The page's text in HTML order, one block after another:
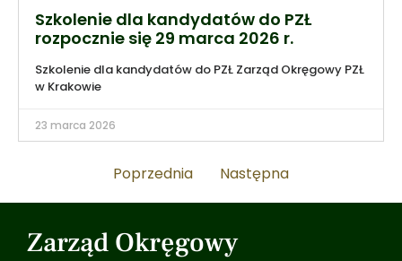
Szkolenie dla kandydatów do PZŁ
rozpocznie się 29 marca 2026 r.
Szkolenie dla kandydatów do PZŁ Zarząd Okręgowy PZŁ
w Krakowie
23 marca 2026
Poprzednia Następna
Zarząd Okręgowy